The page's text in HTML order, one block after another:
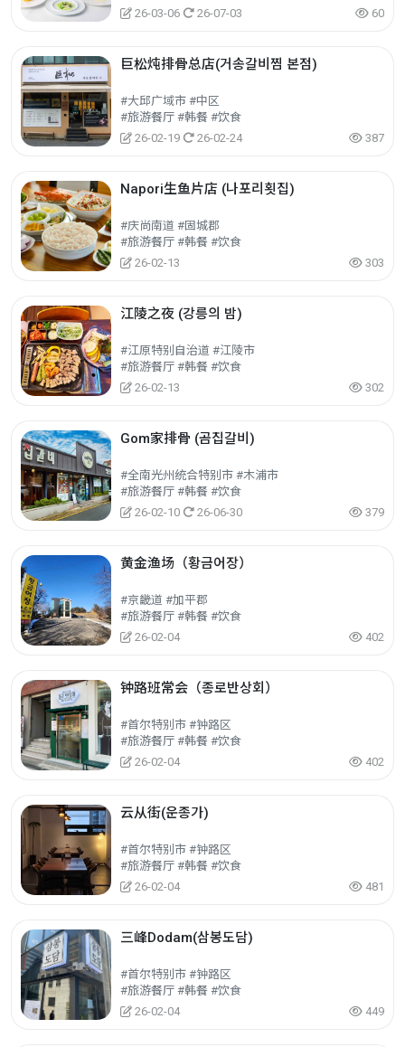
26-03-06
26-07-03 60
巨松炖排骨总店(거송갈비찜 본점)
#大邱广域市 #中区
#旅游餐厅 #韩餐 #饮食
26-02-19
26-02-24 387
Napori生鱼片店 (나포리횟집)
#庆尚南道 #固城郡
#旅游餐厅 #韩餐 #饮食
26-02-13
303
江陵之夜 (강릉의 밤)
#江原特别自治道 #江陵市
#旅游餐厅 #韩餐 #饮食
26-02-13
302
Gom家排骨 (곰집갈비)
#全南光州统合特别市 #木浦市
#旅游餐厅 #韩餐 #饮食
26-02-10
26-06-30 379
黄金渔场（황금어장）
#京畿道 #加平郡
#旅游餐厅 #韩餐 #饮食
26-02-04
402
钟路班常会（종로반상회）
#首尔特别市 #钟路区
#旅游餐厅 #韩餐 #饮食
26-02-04
402
云从街(운종가)
#首尔特别市 #钟路区
#旅游餐厅 #韩餐 #饮食
26-02-04
481
三峰Dodam(삼봉도담)
#首尔特别市 #钟路区
#旅游餐厅 #韩餐 #饮食
26-02-04
449